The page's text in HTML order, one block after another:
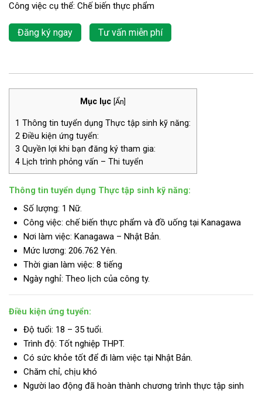
Công việc cụ thể: Chế biến thực phẩm
Đăng ký ngay Tư vấn miễn phí
Mục lục Ẩn
1 Thông tin tuyển dụng Thực tập sinh kỹ năng:
2 Điều kiện ứng tuyển:
3 Quyền lợi khi bạn đăng ký tham gia:
4 Lịch trình phỏng vấn – Thi tuyển
Thông tin tuyển dụng Thực tập sinh kỹ năng:
Số lượng: 1 Nữ.
Công việc: chế biến thực phẩm và đồ uống tại Kanagawa
Nơi làm việc: Kanagawa – Nhật Bản.
Mức lương: 206.762 Yên.
Thời gian làm việc: 8 tiếng
Ngày nghỉ: Theo lịch của công ty.
Điều kiện ứng tuyển:
Độ tuổi: 18 – 35 tuổi.
Trình độ: Tốt nghiệp THPT.
Có sức khỏe tốt để đi làm việc tại Nhật Bản.
Chăm chỉ, chịu khó
Người lao động đã hoàn thành chương trình thực tập sinh